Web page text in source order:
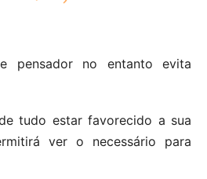
pensador no entanto evita
tudo estar favorecido a sua
ver o necessário para